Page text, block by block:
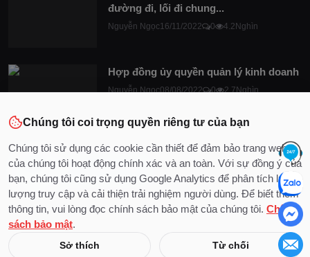
đường đi, lối đi chung...
Nguyễn Ngọc16/11/2022 0 4.2Nghìn
Hợp đồng ủy quyền quản lý kinh doanh
Nguyễn Ngọc08/08/2022 0 2.7Nghìn
© 2020 - 2026 Bản quyền thuộc về DocLuat
Chúng tôi coi trọng quyền riêng tư của bạn
Chúng tôi sử dụng các cookie cần thiết để đảm bảo trang web
của chúng tôi hoạt động chính xác và an toàn. Với sự đồng ý của
bạn, chúng tôi cũng sử dụng Google Analytics để phân tích lưu
lượng truy cập và cải thiện trải nghiệm người dùng. Để biết thêm
thông tin, vui lòng đọc chính sách bảo mật của chúng tôi. Chính
sách bảo mật.
Sở thích Từ chối